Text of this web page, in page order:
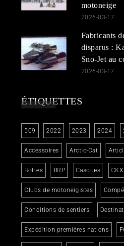
motoneige
2026-03-17
Fabricants
disparus :
Sno-Jet au
2026-03-17
ÉTIQUETTES
509 2022 2023 2024
Accessoires Arctic-Cat
Bottes BRP Casques CKX
Clubs de motoneigistes
Conditions de sentiers
Expédition premières nations